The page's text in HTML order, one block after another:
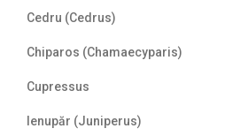
Cedru (Cedrus)
Chiparos (Chamaecyparis)
Cupressus
Ienupăr (Juniperus)